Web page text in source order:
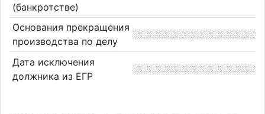
(банкротстве)
Основания прекращения
производства по делу
Дата исключения
должника из ЕГР